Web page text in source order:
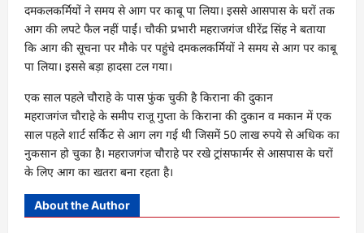
दमकलकर्मियों ने समय से आग पर काबू पा लिया। इससे आसपास के घरों तक
आग की लपटे फैल नहीं पाईं। चौकी प्रभारी महराजगंज धीरेंद्र सिंह ने बताया
कि आग की सूचना पर मौके पर पहुंचे दमकलकर्मियों ने समय से आग पर काबू
पा लिया। इससे बड़ा हादसा टल गया।
एक साल पहले चौराहे के पास फुंक चुकी है किराना की दुकान
महराजगंज चौराहे के समीप राजू गुप्ता के किराना की दुकान व मकान में एक
साल पहले शार्ट सर्किट से आग लग गई थी जिसमें 50 लाख रुपये से अधिक का
नुकसान हो चुका है। महराजगंज चौराहे पर रखे ट्रांसफार्मर से आसपास के घरों
के लिए आग का खतरा बना रहता है।
About the Author